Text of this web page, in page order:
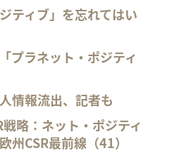
ティブ」を忘れてはい
プラネット・ポジティ
情報流出、記者も
略：ネット・ポジティ
CSR最前線（41）